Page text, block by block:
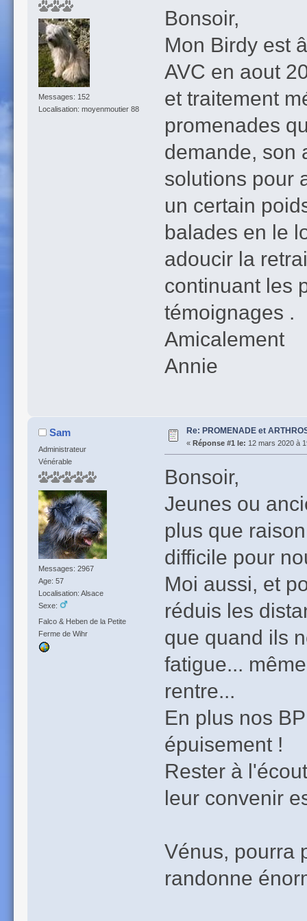
Messages: 152
Localisation: moyenmoutier 88
Bonsoir,
Mon Birdy est
AVC en aout
et traitement
promenades
demande, son
solutions pour
un certain
balades en le
adoucir la
continuant les
témoignages .
Amicalement
Annie
Sam
Administrateur
Vénérable
Messages: 2967
Age: 57
Localisation: Alsace
Sexe:
Falco & Heben de la Petite
Ferme de Wihr
Re: PROMENADE et
« Réponse #1 le: 12 mars 2020 à
Bonsoir,
Jeunes ou
plus que
difficile pour
Moi aussi, et
réduis les
que quand ils
fatigue...
rentre...
En plus nos
épuisement !
Rester à
leur convenir
Vénus, pourra
randonne